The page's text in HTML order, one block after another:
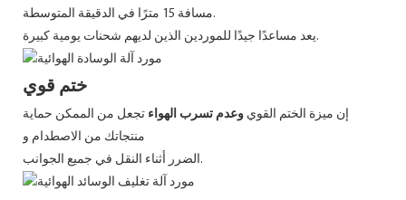
مسافة 15 مترًا في الدقيقة المتوسطة.
يعد مساعدًا جيدًا للموردين الذين لديهم شحنات يومية كبيرة.
ختم قوي
إن ميزة الختم القوي وعدم تسرب الهواء تجعل من الممكن حماية
منتجاتك من الاصطدام و
الضرر أثناء النقل في جميع الجوانب.